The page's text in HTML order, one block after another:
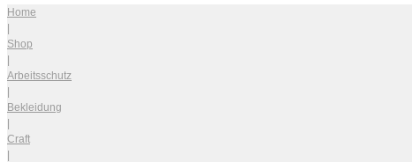
Home
|
Shop
|
Arbeitsschutz
|
Bekleidung
|
Craft
|